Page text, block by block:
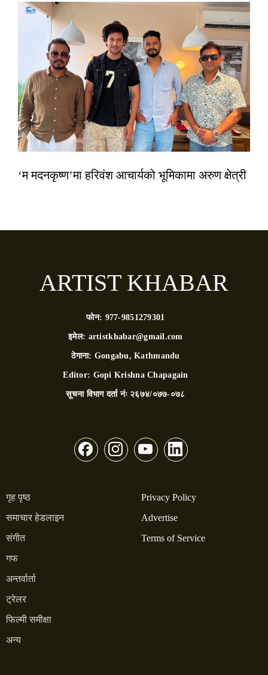
‘म मदनकृष्ण’मा हरिवंश आचार्यको भूमिकामा अरुण क्षेत्री
ARTIST KHABAR
फोन: 977-9851279301
इमेल: artistkhabar@gmail.com
ठेगाना: Gongabu, Kathmandu
Editor: Gopi Krishna Chapagain
सूचना विभाग दर्ता नंः २६७४/०७७-०७८
गृह पृष्ठ
समाचार हेडलाइन
संगीत
गफ
अन्तर्वार्ता
ट्रेलर
फिल्मी समीक्षा
अन्य
Privacy Policy
Advertise
Terms of Service